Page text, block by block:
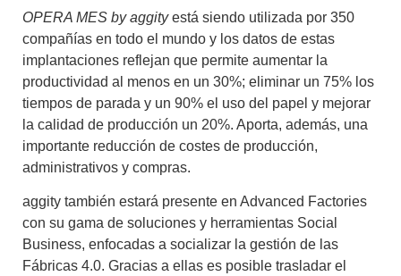
OPERA MES by aggityestá siendo utilizada por 350
compañías en todo el mundo y los datos de estas
implantaciones reflejan que permite aumentar la
productividad al menos en un 30%; eliminar un 75% los
tiempos de parada y un 90% el uso del papel y mejorar
la calidad de producción un 20%. Aporta, además, una
importante reducción de costes de producción,
administrativos y compras.
aggity también estará presente en Advanced Factories
con su gama de soluciones y herramientas Social
Business, enfocadas a socializar la gestión de las
Fábricas 4.0. Gracias a ellas es posible trasladar el